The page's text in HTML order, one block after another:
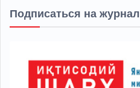
Подписаться на журнал